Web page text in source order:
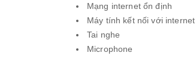
Mạng internet ổn định
Máy tính kết nối với internet
Tai nghe
Microphone